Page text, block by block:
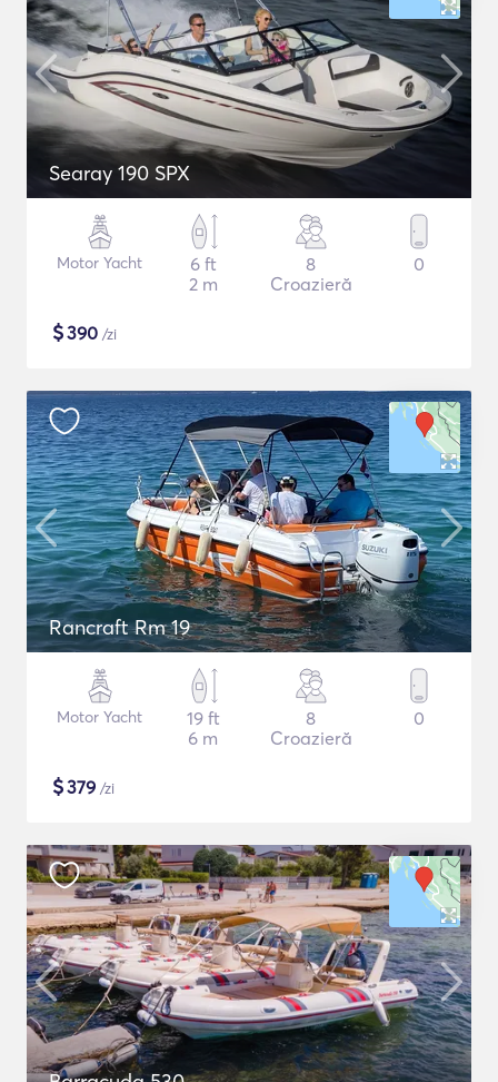
Searay 190 SPX
Motor Yacht
6 ft
2 m
8
Croazieră
0
$390 /zi
Rancraft Rm 19
Motor Yacht
19 ft
6 m
8
Croazieră
0
$379 /zi